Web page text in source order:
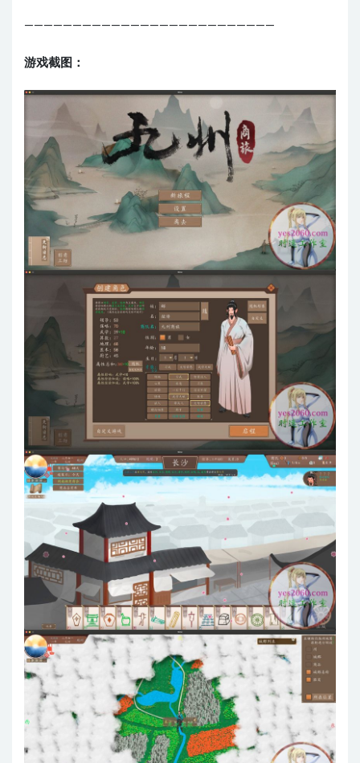
——————————————————————————
游戏截图：